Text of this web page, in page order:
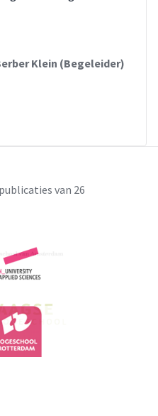
Klein (Begeleider)
van 26